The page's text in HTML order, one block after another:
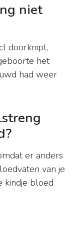
niet
doorknipt,
het
had weer
er anders
van je
kindje bloed